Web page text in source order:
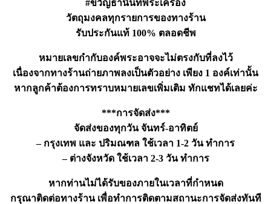
#ขวัญธานันท์พระเครื่อง
วัตถุมงคลทุกรายการของทางร้าน
รับประกันแท้ 100% ตลอดชีพ
หมายเลขกำกับองค์พระอาจจะไม่ตรงกับที่ลงไว้
เนื่องจากทางร้านถ่ายภาพลงเป็นตัวอย่าง เพียง 1 องค์เท่านั้น
หากลูกค้าต้องการทราบหมายเลขเพิ่มเติม ทักแชทได้เลยค่ะ
***การจัดส่ง***
จัดส่งของทุกวัน จันทร์-อาทิตย์
– กรุงเทพ และ ปริมณฑล ใช้เวลา 1-2 วัน ทำการ
– ต่างจังหวัด ใช้เวลา 2-3 วัน ทำการ
หากท่านไม่ได้รับของภายในเวลาที่กำหนด
กรุณาติดต่อทางร้าน เพื่อทำการติดตามสถานะการจัดส่งทันที